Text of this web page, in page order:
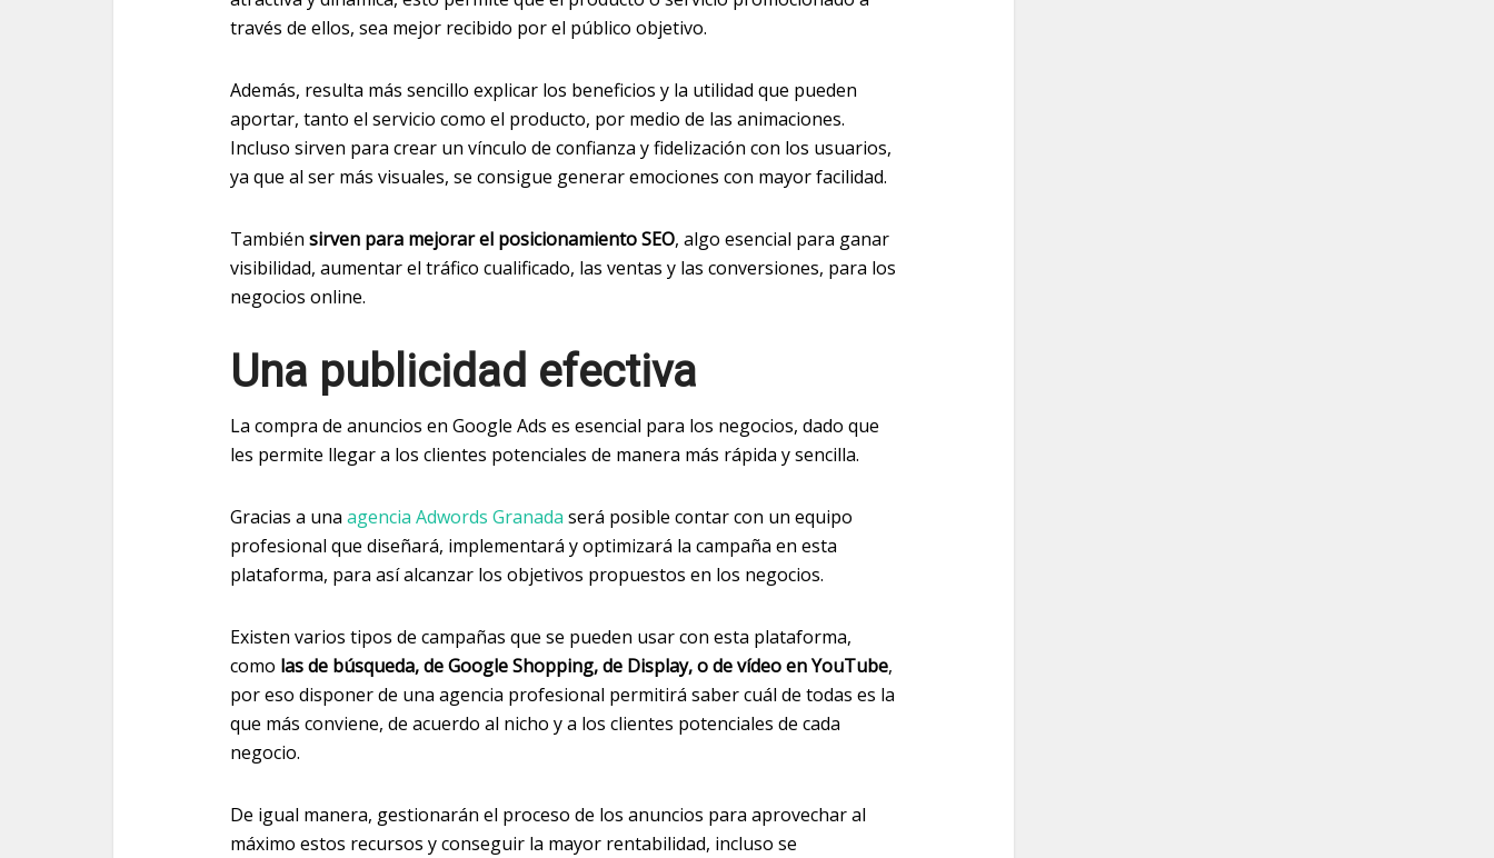
través de ellos, sea mejor recibido por el público objetivo.
Además, resulta más sencillo explicar los beneficios y la utilidad que pueden
aportar, tanto el servicio como el producto, por medio de las animaciones.
Incluso sirven para crear un vínculo de confianza y fidelización con los usuarios,
ya que al ser más visuales, se consigue generar emociones con mayor facilidad.
También sirven para mejorar el posicionamiento SEO, algo esencial para ganar
visibilidad, aumentar el tráfico cualificado, las ventas y las conversiones, para los
negocios online.
Una publicidad efectiva
La compra de anuncios en Google Ads es esencial para los negocios, dado que
les permite llegar a los clientes potenciales de manera más rápida y sencilla.
Gracias a una agencia Adwords Granada será posible contar con un equipo
profesional que diseñará, implementará y optimizará la campaña en esta
plataforma, para así alcanzar los objetivos propuestos en los negocios.
Existen varios tipos de campañas que se pueden usar con esta plataforma,
como las de búsqueda, de Google Shopping, de Display, o de vídeo en YouTube,
por eso disponer de una agencia profesional permitirá saber cuál de todas es la
que más conviene, de acuerdo al nicho y a los clientes potenciales de cada
negocio.
De igual manera, gestionarán el proceso de los anuncios para aprovechar al
máximo estos recursos y conseguir la mayor rentabilidad, incluso se